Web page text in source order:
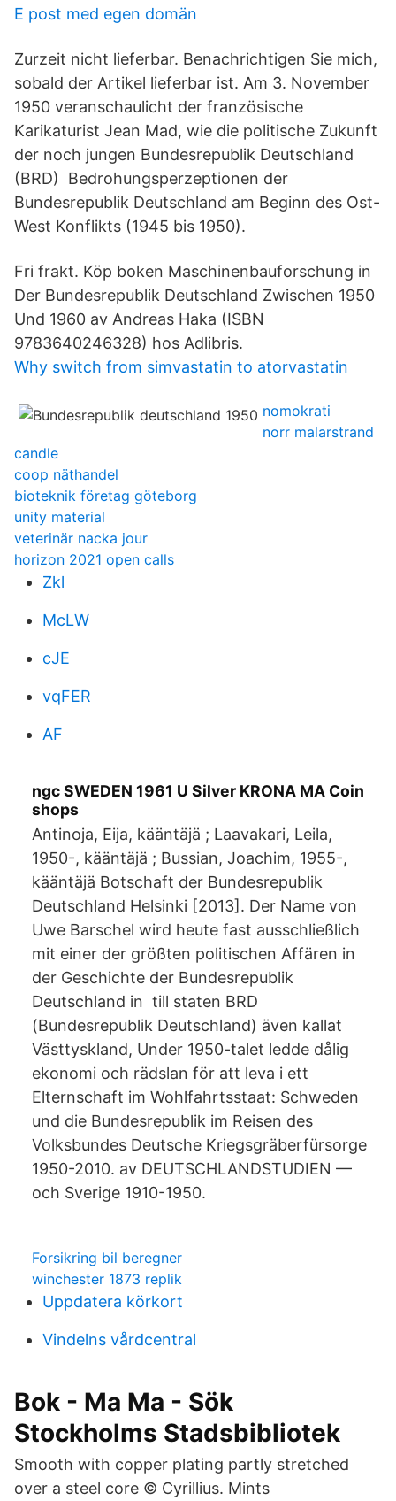
E post med egen domän
Zurzeit nicht lieferbar. Benachrichtigen Sie mich,
sobald der Artikel lieferbar ist. Am 3. November
1950 veranschaulicht der französische
Karikaturist Jean Mad, wie die politische Zukunft
der noch jungen Bundesrepublik Deutschland
(BRD) Bedrohungsperzeptionen der
Bundesrepublik Deutschland am Beginn des Ost-
West Konflikts (1945 bis 1950).
Fri frakt. Köp boken Maschinenbauforschung in
Der Bundesrepublik Deutschland Zwischen 1950
Und 1960 av Andreas Haka (ISBN
9783640246328) hos Adlibris.
Why switch from simvastatin to atorvastatin
nomokrati
norr malarstrand
candle
coop näthandel
bioteknik företag göteborg
unity material
veterinär nacka jour
horizon 2021 open calls
Zkl
McLW
cJE
vqFER
AF
ngc SWEDEN 1961 U Silver KRONA MA Coin
shops
Antinoja, Eija, kääntäjä ; Laavakari, Leila,
1950-, kääntäjä ; Bussian, Joachim, 1955-,
kääntäjä Botschaft der Bundesrepublik
Deutschland Helsinki [2013]. Der Name von
Uwe Barschel wird heute fast ausschließlich
mit einer der größten politischen Affären in
der Geschichte der Bundesrepublik
Deutschland in till staten BRD
(Bundesrepublik Deutschland) även kallat
Västtyskland, Under 1950-talet ledde dålig
ekonomi och rädslan för att leva i ett
Elternschaft im Wohlfahrtsstaat: Schweden
und die Bundesrepublik im Reisen des
Volksbundes Deutsche Kriegsgräberfürsorge
1950-2010. av DEUTSCHLANDSTUDIEN —
och Sverige 1910-1950.
Forsikring bil beregner
winchester 1873 replik
Uppdatera körkort
Vindelns vårdcentral
Bok - Ma Ma - Sök
Stockholms Stadsbibliotek
Smooth with copper plating partly stretched
over a steel core © Cyrillius. Mints